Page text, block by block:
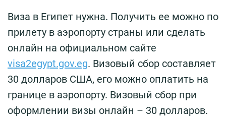
Виза в Египет нужна. Получить ее можно по
прилету в аэропорту страны или сделать
онлайн на официальном сайте
visa2egypt.gov.eg. Визовый сбор составляет
30 долларов США, его можно оплатить на
границе в аэропорту. Визовый сбор при
оформлении визы онлайн – 30 долларов.